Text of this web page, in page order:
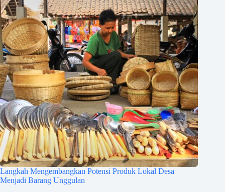
Langkah Mengembangkan Potensi Produk Lokal Desa
Menjadi Barang Unggulan